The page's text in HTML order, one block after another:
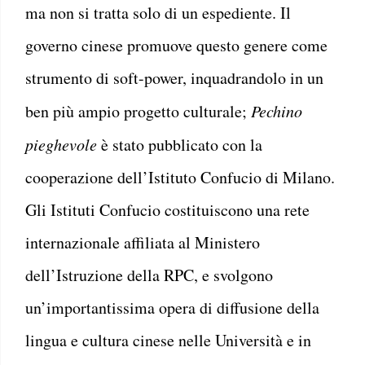
ma non si tratta solo di un espediente. Il
governo cinese promuove questo genere come
strumento di soft-power, inquadrandolo in un
ben più ampio progetto culturale; Pechino
pieghevoleè stato pubblicato con la
cooperazione dell’Istituto Confucio di Milano.
Gli Istituti Confucio costituiscono una rete
internazionale affiliata al Ministero
dell’Istruzione della RPC, e svolgono
un’importantissima opera di diffusione della
lingua e cultura cinese nelle Università e in